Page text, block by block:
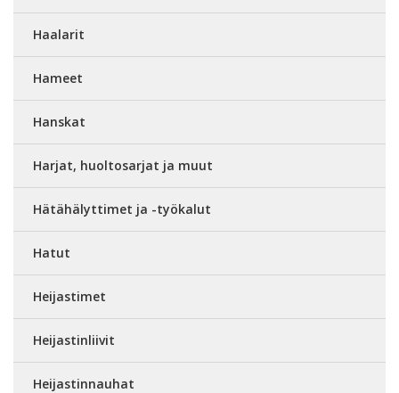
Haalarit
Hameet
Hanskat
Harjat, huoltosarjat ja muut
Hätähälyttimet ja -työkalut
Hatut
Heijastimet
Heijastinliivit
Heijastinnauhat